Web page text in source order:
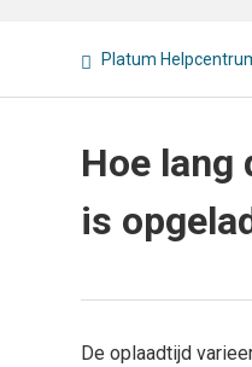
Platum
Hoe
is
De oplaadtijd